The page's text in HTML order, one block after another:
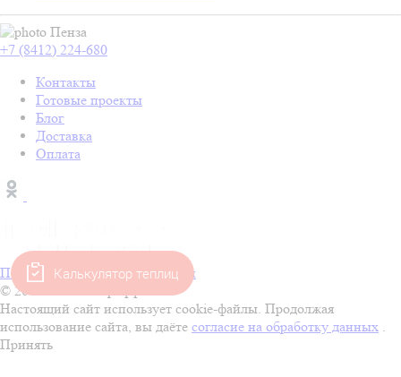
Пенза
+7 (8412) 224-680
Контакты
Готовые проекты
Блог
Доставка
Оплата
Политика конфиденциальности
© 2001–2026 Покрофф
Настоящий сайт использует cookie-файлы. Продолжая
использование сайта, вы даёте согласие на обработку данных
Принять
Калькулятор теплиц